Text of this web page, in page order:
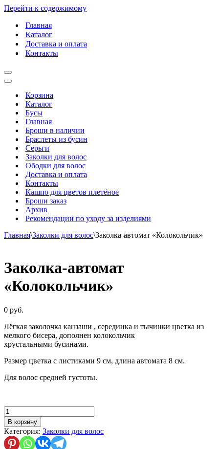
Перейти к содержимому
Главная
Каталог
Доставка и оплата
Контакты
Меню
навигации
Меню
навигацииКорзина
Каталог
Бусы
Главная
Броши в наличии
Браслеты из бусин
Серьги
Заколки для волос
Ободки для волос
Доставка и оплата
Контакты
Кашпо для цветов плетёное
Броши заказ
Архив
Рекомендации по уходу за изделиями
Главная\Заколки для волос\Заколка-автомат «Колокольчик»
Заколка-автомат
«Колокольчик»
0 руб.
Лёгкая заколочка канзаши , серединка и тычинки цветка из
мелкого бисера, дополнен колокольчик
хрустальными бусинами.
Размер цветка с листиками 9 см, длина автомата 8 см.
Для волос средней густоты.
Количество
товара
Заколка-
автомат
«Колокольчик»
В корзину
Категория: Заколки для волос